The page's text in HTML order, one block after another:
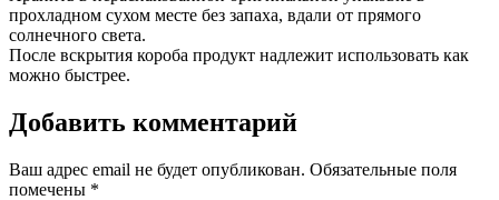
прохладном сухом месте без запаха, вдали от прямого
солнечного света.
После вскрытия короба продукт надлежит использовать как
можно быстрее.
Добавить комментарий
Ваш адрес email не будет опубликован. Обязательные поля
помечены *